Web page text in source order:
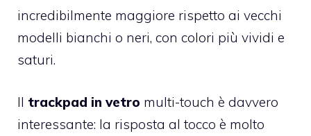
incredibilmente maggiore rispetto ai vecchi
modelli bianchi o neri, con colori più vividi e
saturi.
Il trackpad in vetro multi-touch è davvero
interessante: la risposta al tocco è molto